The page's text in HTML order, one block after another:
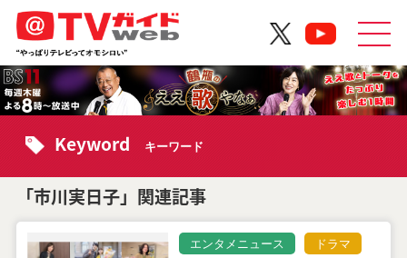
Keyword キーワード
「市川実日子」関連記事
エンタメニュース ドラマ